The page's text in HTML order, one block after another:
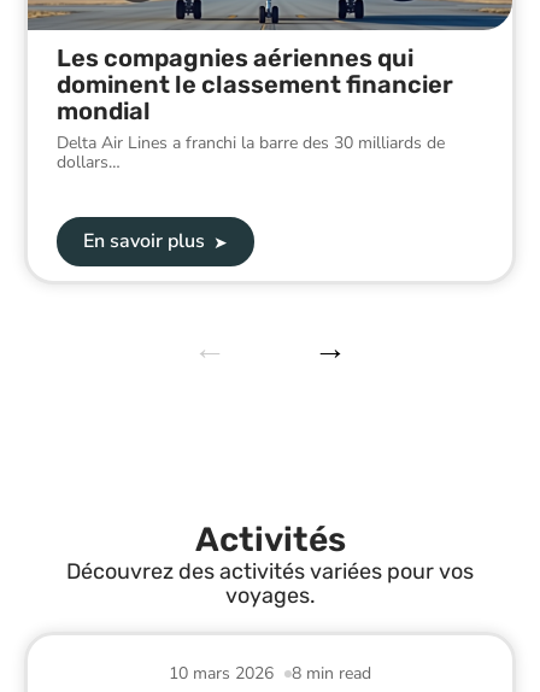
Les compagnies aériennes qui
dominent le classement financier
mondial
Delta Air Lines a franchi la barre des 30 milliards de
dollars…
En savoir plus
Activités
Découvrez des activités variées pour vos
voyages.
8 min read
10 mars 2026